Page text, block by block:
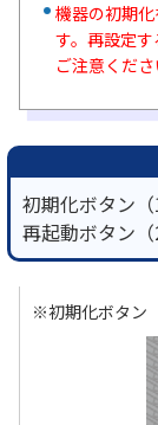
お問い
履歴・
お
NTTドコモビ
まは
機器の初期
す。再設定
ご注意くださ
初期化ボタン
再起動ボタン（
※初期化ボタン